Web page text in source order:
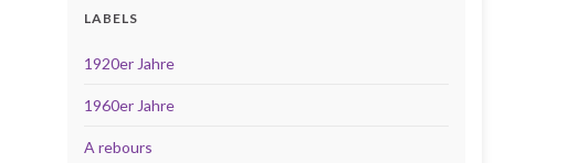
LABELS
1920er Jahre
1960er Jahre
A rebours